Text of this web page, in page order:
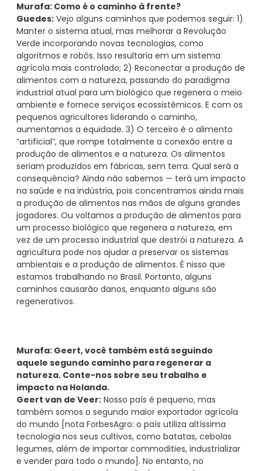
Murafa: Como é o caminho à frente?
Guedes: Vejo alguns caminhos que podemos seguir: 1)
Manter o sistema atual, mas melhorar a Revolução
Verde incorporando novas tecnologias, como
algoritmos e robôs. Isso resultaria em um sistema
agrícola mais controlado; 2) Reconectar a produção de
alimentos com a natureza, passando do paradigma
industrial atual para um biológico que regenera o meio
ambiente e fornece serviços ecossistêmicos. E com os
pequenos agricultores liderando o caminho,
aumentamos a equidade. 3) O terceiro é o alimento
“artificial”, que rompe totalmente a conexão entre a
produção de alimentos e a natureza. Os alimentos
seriam produzidos em fábricas, sem terra. Qual será a
consequência? Ainda não sabemos — terá um impacto
na saúde e na indústria, pois concentramos ainda mais
a produção de alimentos nas mãos de alguns grandes
jogadores. Ou voltamos a produção de alimentos para
um processo biológico que regenera a natureza, em
vez de um processo industrial que destrói a natureza. A
agricultura pode nos ajudar a preservar os sistemas
ambientais e a produção de alimentos. É nisso que
estamos trabalhando no Brasil. Portanto, alguns
caminhos causarão danos, enquanto alguns são
regenerativos.
Murafa: Geert, você também está seguindo
aquele segundo caminho para regenerar a
natureza. Conte-nos sobre seu trabalho e
impacto na Holanda.
Geert van de Veer: Nosso país é pequeno, mas
também somos o segundo maior exportador agrícola
do mundo [nota ForbesAgro: o país utiliza altíssima
tecnologia nos seus cultivos, como batatas, cebolas
legumes, além de importar commodities, industrializar
e vender para todo o mundo]. No entanto, no